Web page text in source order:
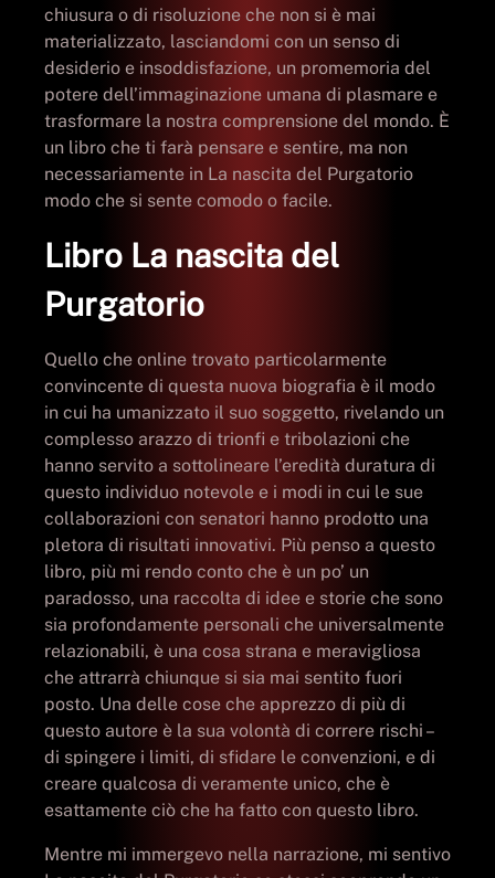
chiusura o di risoluzione che non si è mai
materializzato, lasciandomi con un senso di
desiderio e insoddisfazione, un promemoria del
potere dell’immaginazione umana di plasmare e
trasformare la nostra comprensione del mondo. È
un libro che ti farà pensare e sentire, ma non
necessariamente in La nascita del Purgatorio
modo che si sente comodo o facile.
Libro La nascita del
Purgatorio
Quello che online trovato particolarmente
convincente di questa nuova biografia è il modo
in cui ha umanizzato il suo soggetto, rivelando un
complesso arazzo di trionfi e tribolazioni che
hanno servito a sottolineare l’eredità duratura di
questo individuo notevole e i modi in cui le sue
collaborazioni con senatori hanno prodotto una
pletora di risultati innovativi. Più penso a questo
libro, più mi rendo conto che è un po’ un
paradosso, una raccolta di idee e storie che sono
sia profondamente personali che universalmente
relazionabili, è una cosa strana e meravigliosa
che attrarrà chiunque si sia mai sentito fuori
posto. Una delle cose che apprezzo di più di
questo autore è la sua volontà di correre rischi –
di spingere i limiti, di sfidare le convenzioni, e di
creare qualcosa di veramente unico, che è
esattamente ciò che ha fatto con questo libro.
Mentre mi immergevo nella narrazione, mi sentivo